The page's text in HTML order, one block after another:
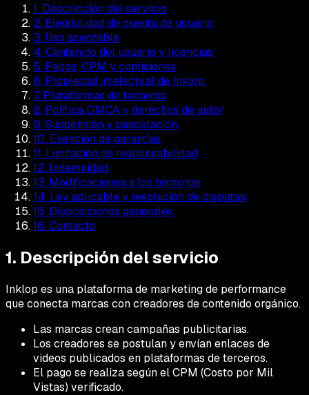
1. Descripción del servicio
2. Elegibilidad de cuenta de usuario
3. Uso aceptable
4. Contenido del usuario y licencias
5. Pagos, CPM y comisiones
6. Propiedad intelectual de Inklop
7. Plataformas de terceros
8. Política DMCA y derechos de autor
9. Suspensión y cancelación
10. Exención de garantías
11. Limitación de responsabilidad
12. Indemnidad
13. Modificaciones a los términos
14. Ley aplicable y resolución de disputas
15. Disposiciones generales
16. Contacto
1. Descripción del servicio
Inklop es una plataforma de marketing de performance
que conecta marcas con creadores de contenido orgánico.
Las marcas crean campañas publicitarias.
Los creadores se postulan y envían enlaces de
videos publicados en plataformas de terceros.
El pago se realiza según el CPM (Costo por Mil
Vistas) verificado.